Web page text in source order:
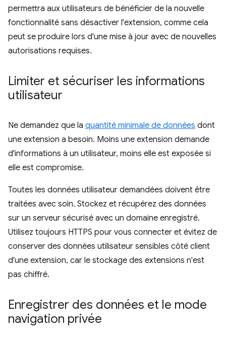
permettra aux utilisateurs de bénéficier de la nouvelle
fonctionnalité sans désactiver l'extension, comme cela
peut se produire lors d'une mise à jour avec de nouvelles
autorisations requises.
Limiter et sécuriser les informations
utilisateur
Ne demandez que la quantité minimale de données dont
une extension a besoin. Moins une extension demande
d'informations à un utilisateur, moins elle est exposée si
elle est compromise.
Toutes les données utilisateur demandées doivent être
traitées avec soin. Stockez et récupérez des données
sur un serveur sécurisé avec un domaine enregistré.
Utilisez toujours HTTPS pour vous connecter et évitez de
conserver des données utilisateur sensibles côté client
d'une extension, car le stockage des extensions n'est
pas chiffré.
Enregistrer des données et le mode
navigation privée